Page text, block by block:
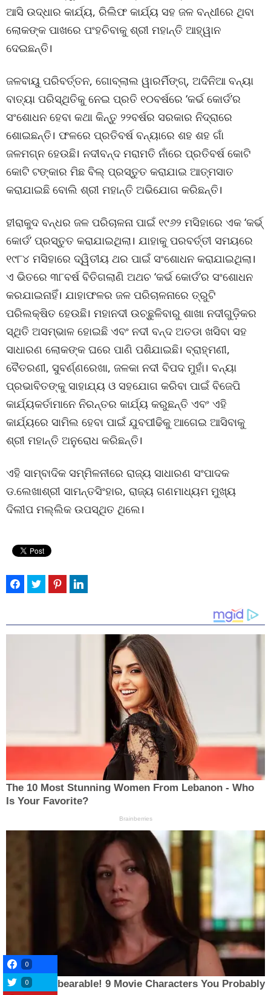
ଆସି ଉଦ୍ଧାର କାର୍ଯ୍ୟ, ରିଲିଫ କାର୍ଯ୍ୟ ସହ ଜଳ ବନ୍ଧୀରେ ଥିବା
ଲୋକଙ୍କ ପାଖରେ ପଂହଚିବାକୁ ଶ୍ରୀ ମହାନ୍ତି ଆହ୍ୱାନ
ଦେଇଛନ୍ତି।
ଜଳବାୟୁ ପରିବର୍ତ୍ତନ, ଗୋବ୍ଲାଲ ୱାରର୍ମିଙ୍ଗ୍‌, ଅଦିନିଆ ବନ୍ୟା
ବାତ୍ୟା ପରିସ୍ଥିତିକୁ ନେଇ ପ୍ରତି ୧୦ବର୍ଷରେ ‘କର୍ଭ କୋର୍ଡ’ର
ସଂଶୋଧନ ହେବା କଥା କିନ୍ତୁ ୨୨ବର୍ଷର ସରକାର ନିଦ୍ରାରେ
ଶୋଇଛନ୍ତି। ଫଳରେ ପ୍ରତିବର୍ଷ ବନ୍ୟାରେ ଶହ ଶହ ଗାଁ
ଜଳମଗ୍ନ ହେଉଛି। ନଦୀବନ୍ଦ ମରାମତି ନାଁରେ ପ୍ରତିବର୍ଷ କୋଟି
କୋଟି ଟଙ୍କାର ମିଛ ବିଲ୍ ପ୍ରସ୍ତୁତ କରାଯାଇ ଆତ୍ମସାତ
କରାଯାଇଛି ବୋଲି ଶ୍ରୀ ମହାନ୍ତି ଅଭିଯୋଗ କରିଛନ୍ତି।
ହୀରାକୁଦ ବନ୍ଧର ଜଳ ପରିଚାଳନା ପାଇଁ ୧୯୬୨ ମସିହାରେ ଏକ ‘କର୍ଭ୍
କୋର୍ଡ’ ପ୍ରସ୍ତୁତ କରାଯାଇଥିଲା। ଯାହାକୁ ପରବର୍ତ୍ତୀ ସମୟରେ
୧୯୮୪ ମସିହାରେ ଦ୍ୱିତୀୟ ଥର ପାଇଁ ସଂଶୋଧନ କରାଯାଇଥିଲା।
ଏ ଭିତରେ ୩୮ବର୍ଷ ବିତିଗଲାଣି ଅଥଚ ‘କର୍ଭ କୋର୍ଡ’ର ସଂଶୋଧନ
କରଯାଇନାହିଁ। ଯାହାଫଳର ଜଳ ପରିଚାଳନାରେ ତ୍ରୁଟି
ପରିଲକ୍ଷିତ ହେଉଛି। ମହାନଦୀ ଉଚ୍ଛୁଳିବାରୁ ଶାଖା ନଦୀଗୁଡ଼ିକର
ସ୍ଥିତି ଅସମ୍ଭାଳ ହୋଇଛି ଏବଂ ନଦୀ ବନ୍ଦ ଅତଡା ଖସିବା ସହ
ସାଧାରଣ ଲୋକଙ୍କ ଘରେ ପାଣି ପଶିଯାଇଛି। ବ୍ରାହ୍ମଣୀ,
ବୈତରଣୀ, ସୁବର୍ଣ୍ଣରେଖା, ଜଳକା ନଦୀ ବିପଦ ମୁହାଁ। ବନ୍ୟା
ପ୍ରଭାବିତଙ୍କୁ ସାହାଯ୍ୟ ଓ ସହଯୋଗ କରିବା ପାଇଁ ବିଜେପି
କାର୍ଯ୍ୟକର୍ତାମାନେ ନିରନ୍ତର କାର୍ଯ୍ୟ କରୁଛନ୍ତି ଏବଂ ଏହି
କାର୍ଯ୍ୟରେ ସାମିଲ ହେବା ପାଇଁ ଯୁବପୀଢିକୁ ଆଗେଇ ଆସିବାକୁ
ଶ୍ରୀ ମହାନ୍ତି ଅନୁରୋଧ କରିଛନ୍ତି।
ଏହି ସାମ୍ବାଦିକ ସମ୍ମିଳନୀରେ ରାଜ୍ୟ ସାଧାରଣ ସଂପାଦକ
ଡ.ଲେଖାଶ୍ରୀ ସାମନ୍ତସିଂହାର, ରାଜ୍ୟ ଗଣମାଧ୍ୟମ ମୁଖ୍ୟ
ଦିଲୀପ ମଲ୍ଲିକ ଉପସ୍ଥିତ ଥିଲେ।
0
0